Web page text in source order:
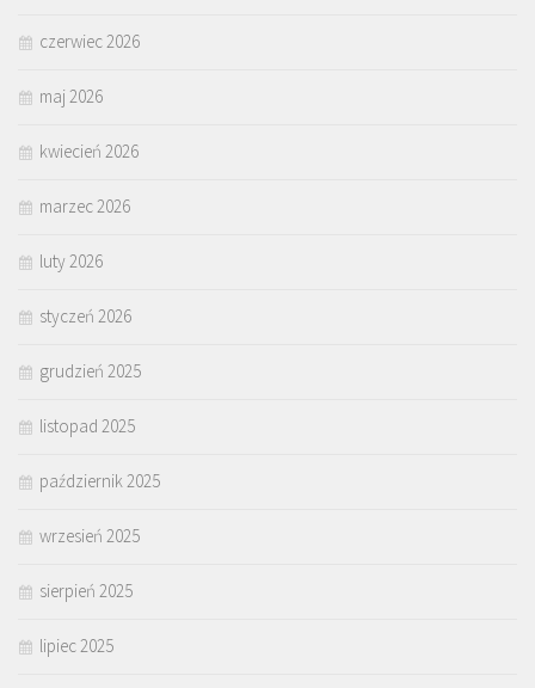
czerwiec 2026
maj 2026
kwiecień 2026
marzec 2026
luty 2026
styczeń 2026
grudzień 2025
listopad 2025
październik 2025
wrzesień 2025
sierpień 2025
lipiec 2025